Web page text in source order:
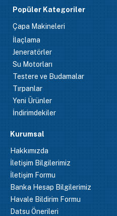
Popüler Kategoriler
Çapa Makineleri
İlaçlama
Jeneratörler
Su Motorları
Testere ve Budamalar
Tırpanlar
Yeni Ürünler
İndirimdekiler
Kurumsal
Hakkımızda
İletişim Bilgilerimiz
İletişim Formu
Banka Hesap Bilgilerimiz
Havale Bildirim Formu
Datsu Önerileri